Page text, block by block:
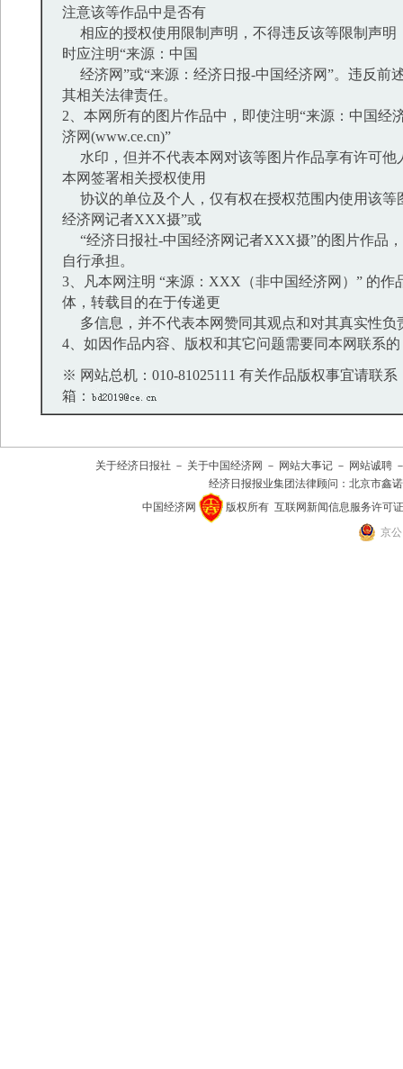
注意该等作品中是否有
相应的授权使用限制声明，不得违反该等限制声明
时应注明“来源：中国
经济网”或“来源：经济日报-中国经济网”。违反前
其相关法律责任。
2、本网所有的图片作品中，即使注明“来源：中国经
济网(www.ce.cn)”
水印，但并不代表本网对该等图片作品享有许可他
本网签署相关授权使用
协议的单位及个人，仅有权在授权范围内使用该等
经济网记者XXX摄”或
“经济日报社-中国经济网记者XXX摄”的图片作品
自行承担。
3、凡本网注明 “来源：XXX（非中国经济网）” 的作
体，转载目的在于传递更
多信息，并不代表本网赞同其观点和对其真实性负
4、如因作品内容、版权和其它问题需要同本网联系
※ 网站总机：010-81025111 有关作品版权事宜请联系
箱：
关于经济日报社 － 关于中国经济网 － 网站大事记 － 网站诚聘
经济日报报业集团法律顾问： 北京市鑫
中国经济网
版权所有 互联网新闻信息服务许可证
京公